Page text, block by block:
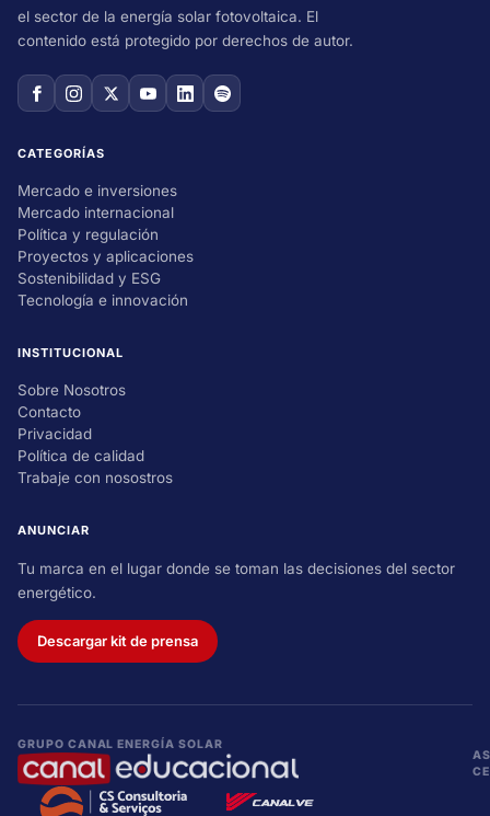
el sector de la energía solar fotovoltaica. El
contenido está protegido por derechos de autor.
CATEGORÍAS
Mercado e inversiones
Mercado internacional
Política y regulación
Proyectos y aplicaciones
Sostenibilidad y ESG
Tecnología e innovación
INSTITUCIONAL
Sobre Nosotros
Contacto
Privacidad
Política de calidad
Trabaje con nosostros
ANUNCIAR
Tu marca en el lugar donde se toman las decisiones del sector
energético.
Descargar kit de prensa
GRUPO CANAL ENERGÍA SOLAR